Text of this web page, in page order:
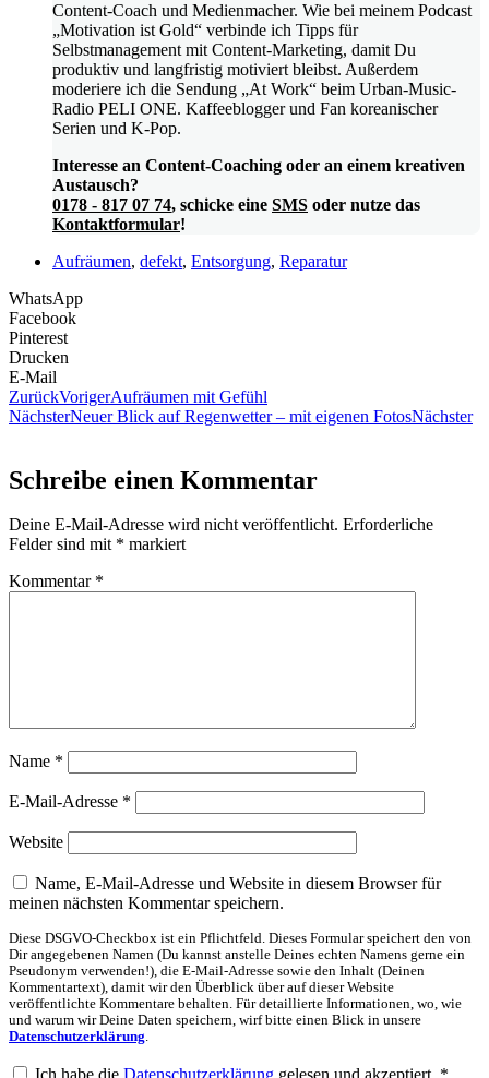
Content-Coach und Medienmacher. Wie bei meinem Podcast
„Motivation ist Gold“ verbinde ich Tipps für
Selbstmanagement mit Content-Marketing, damit Du
produktiv und langfristig motiviert bleibst. Außerdem
moderiere ich die Sendung „At Work“ beim Urban-Music-
Radio PELI ONE. Kaffeeblogger und Fan koreanischer
Serien und K-Pop.
Interesse an Content-Coaching oder an einem kreativen
Austausch?
0178 - 817 07 74, schicke eine SMS oder nutze das
Kontaktformular!
Aufräumen, defekt, Entsorgung, Reparatur
WhatsApp
Facebook
Pinterest
Drucken
E-Mail
ZurückVorigerAufräumen mit Gefühl
NächsterNeuer Blick auf Regenwetter – mit eigenen FotosNächster
Schreibe einen Kommentar
Deine E-Mail-Adresse wird nicht veröffentlicht. Erforderliche
Felder sind mit * markiert
Kommentar *
Name *
E-Mail-Adresse *
Website
Name, E-Mail-Adresse und Website in diesem Browser für
meinen nächsten Kommentar speichern.
Diese DSGVO-Checkbox ist ein Pflichtfeld. Dieses Formular speichert den von
Dir angegebenen Namen (Du kannst anstelle Deines echten Namens gerne ein
Pseudonym verwenden!), die E-Mail-Adresse sowie den Inhalt (Deinen
Kommentartext), damit wir den Überblick über auf dieser Website
veröffentlichte Kommentare behalten. Für detaillierte Informationen, wo, wie
und warum wir Deine Daten speichern, wirf bitte einen Blick in unsere
Datenschutzerklärung.
Ich habe die Datenschutzerklärung gelesen und akzeptiert. *